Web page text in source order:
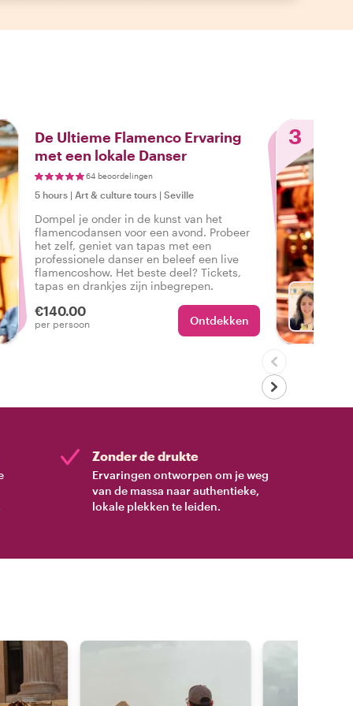
De Ultieme Flamenco Ervaring
met een lokale Danser
64 beoordelingen
5 hours | Art & culture tours | Seville
Dompel je onder in de kunst van het
flamencodansen voor een avond. Probeer
het zelf, geniet van tapas met een
professionele danser en beleef een live
flamencoshow. Het beste deel? Tickets,
tapas en drankjes zijn inbegrepen.
€140.00
per persoon Ontdekken
3
Zonder de drukte
Ervaringen ontworpen om je weg
van de massa naar authentieke,
lokale plekken te leiden.